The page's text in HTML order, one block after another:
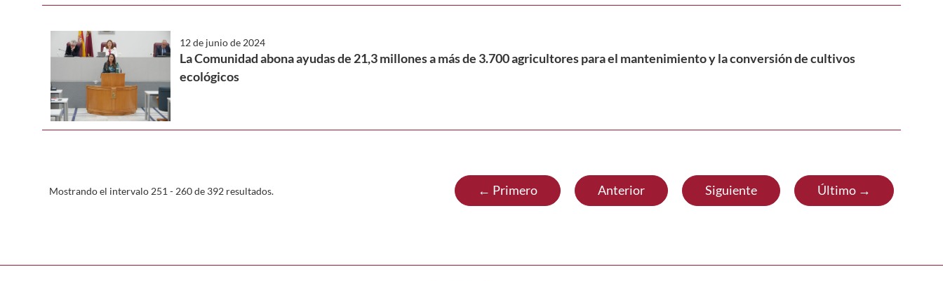
12 de junio de 2024
La Comunidad abona ayudas de 21,3 millones a más de 3.700 agricultores para el mantenimiento y la conversión de cultivos
ecológicos
Mostrando el intervalo 251 - 260 de 392 resultados. ← Primero Anterior Siguiente Último →